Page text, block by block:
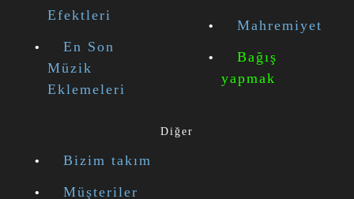
Efektleri
En Son
Müzik
Eklemeleri
Mahremiyet
Bağış
yapmak
Diğer
Bizim takım
Müşteriler